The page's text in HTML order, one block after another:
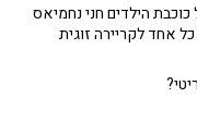
הילדים חני נחמיאס
כל אחד לקריירה זוגית